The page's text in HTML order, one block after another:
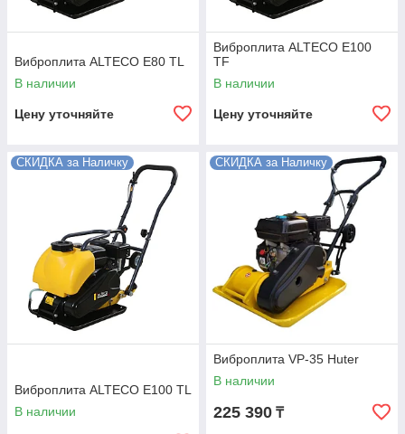
Виброплита ALTECO E80 TL
В наличии
Цену уточняйте
Виброплита ALTECO E100
TF
В наличии
Цену уточняйте
СКИДКА за Наличку
Виброплита ALTECO E100 TL
В наличии
СКИДКА за Наличку
Виброплита VP-35 Huter
В наличии
225 390 ₸